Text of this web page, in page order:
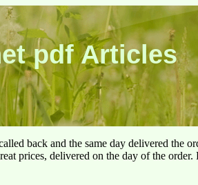
pdf Articles
back and the same day delivered the
prices, delivered on the day of the order.